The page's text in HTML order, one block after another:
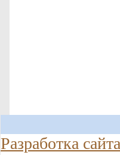
Разработка сайта